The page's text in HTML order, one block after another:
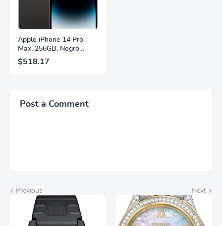
Apple iPhone 14 Pro
Max, 256GB, Negro
Espacial - Desbloqueado
(Renovado)
$518.17
Post a Comment
Previous Next